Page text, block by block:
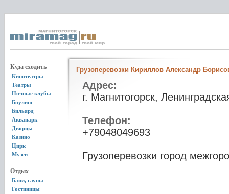
Куда сходить
Кинотеатры
Театры
Ночные клубы
Боулинг
Бильярд
Аквапарк
Дворцы
Казино
Цирк
Музеи
Отдых
Бани, сауны
Гостиницы
Грузоперевозки Кириллов Александр
Адрес:
г. Магнитогорск,
Телефон:
+79048049693
Грузоперевозки город